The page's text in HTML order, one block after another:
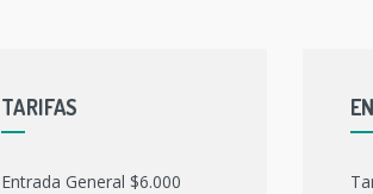
TARIFAS
Entrada General $6.000